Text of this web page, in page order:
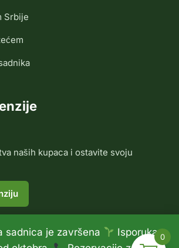
sadnica je završena
Isporuka
Srbije
naših kupaca i ostavite svoju
0